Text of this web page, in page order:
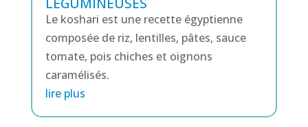
Le koshari est une recette égyptienne
composée de riz, lentilles, pâtes, sauce
tomate, pois chiches et oignons
caramélisés.
lire plus